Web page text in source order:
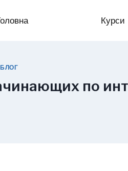
Курси
БЛОГ
по